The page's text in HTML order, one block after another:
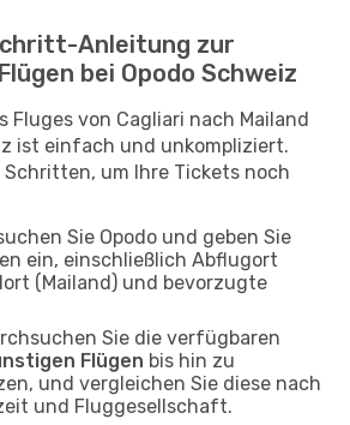
Anleitung zur
bei Opodo Schweiz
Fluges von Cagliari nach Mailand
ist einfach und unkompliziert.
Schritten, um Ihre Tickets noch
Sie Opodo und geben Sie
ein, einschließlich Abflugort
(Mailand) und bevorzugte
Sie die verfügbaren
Flügen bis hin zu
und vergleichen Sie diese nach
und Fluggesellschaft.